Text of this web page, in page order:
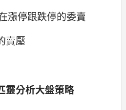
漲停跟跌停的委賣
賣壓
靈分析大盤策略